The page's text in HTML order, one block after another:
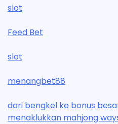
slot
Feed Bet
slot
menangbet88
dari bengkel ke bonus
menaklukkan mahjong